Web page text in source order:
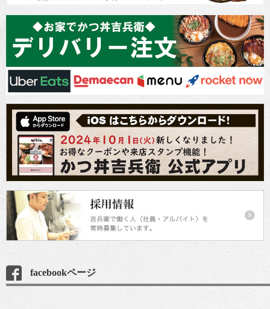
facebookページ